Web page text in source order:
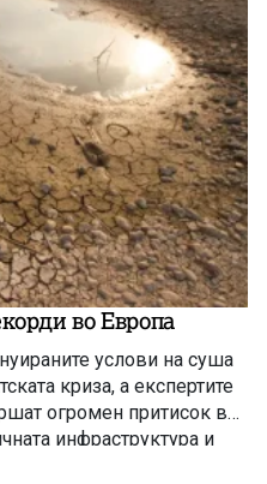
во Европа
услови на суша
огромен притисок врз
инфраструктура и